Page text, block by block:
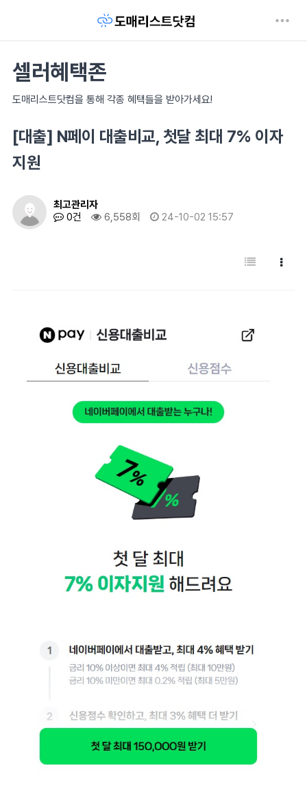
셀러혜택존
도매리스트닷컴을 통해 각종 혜택들을 받아가세요!
[대출] N페이 대출비교, 첫달 최대 7% 이자
지원
최고관리자
0건
6,558회 24-10-02 15:57